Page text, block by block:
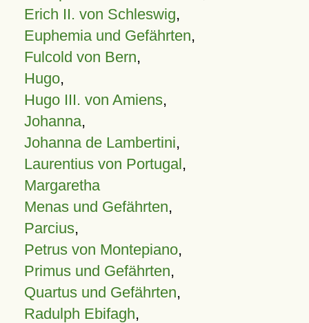
Erich II. von Schleswig,
Euphemia und Gefährten,
Fulcold von Bern,
Hugo,
Hugo III. von Amiens,
Johanna,
Johanna de Lambertini,
Laurentius von Portugal,
Margaretha
Menas und Gefährten,
Parcius,
Petrus von Montepiano,
Primus und Gefährten,
Quartus und Gefährten,
Radulph Ebifagh,